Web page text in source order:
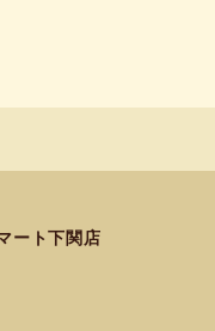
ート下関店